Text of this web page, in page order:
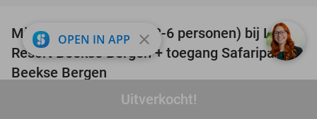
Uitverkocht!
53%
Midweek of weekend (3-6 personen) bij Lake
Resort Beekse Bergen + toegang Safaripark
Beekse Bergen
Lake Resort Beekse Bergen
OPEN IN APP close